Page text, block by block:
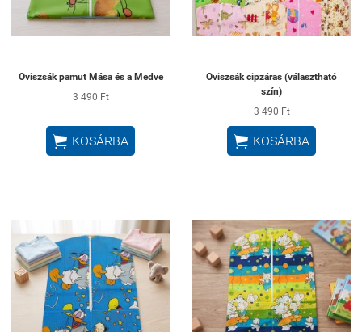
Oviszsák pamut Mása és a Medve
3 490 Ft
 KOSÁRBA
Oviszsák cipzáras (választható
szín)
3 490 Ft
 KOSÁRBA